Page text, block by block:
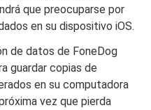
que preocuparse por
en su dispositivo iOS.
de datos de FoneDog
guardar copias de
en su computadora
vez que pierda